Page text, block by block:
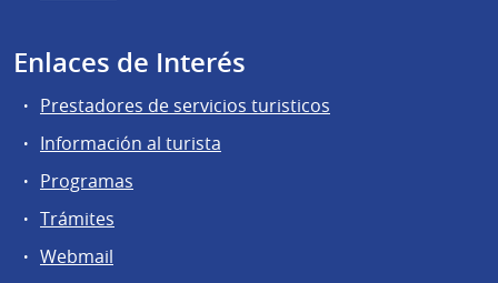
Enlaces de Interés
Prestadores de servicios turisticos
Información al turista
Programas
Trámites
Webmail